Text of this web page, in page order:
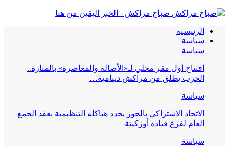
صباح مراكش - الخبر اليقين من هنا
الرئيسية
سياسة
سياسة
افتتاح أول مقر محلي لـ«الأصالة والمعاصرة» بالمنارة..
الحزب يطلق من مراكش دينامية…
سياسة
الاتحاد الاشتراكي بالحوز يجدد هياكله التنظيمية بعقد الجمع
العام لفرع قيادة أوزكيتة
سياسة